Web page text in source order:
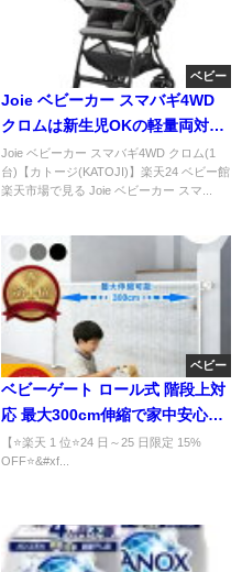
ベビー
Joie ベビーカー スマバギ4WD
クロムは新生児OKの軽量両対面
A型で人気！
Joie ベビーカー スマバギ4WD クロム(1
台)【カトージ(KATOJI)】楽天24 ベビー館
楽天市場で見る Joie ベビーカー スマ...
ベビー
ベビーゲート ロール式 階段上対
応 最大300cm伸縮で家中安心！
穴あけ不要の万能ゲート
【⭐️楽天 1 位⭐️24 日～25 日限定 15%
OFF⭐&#xf...